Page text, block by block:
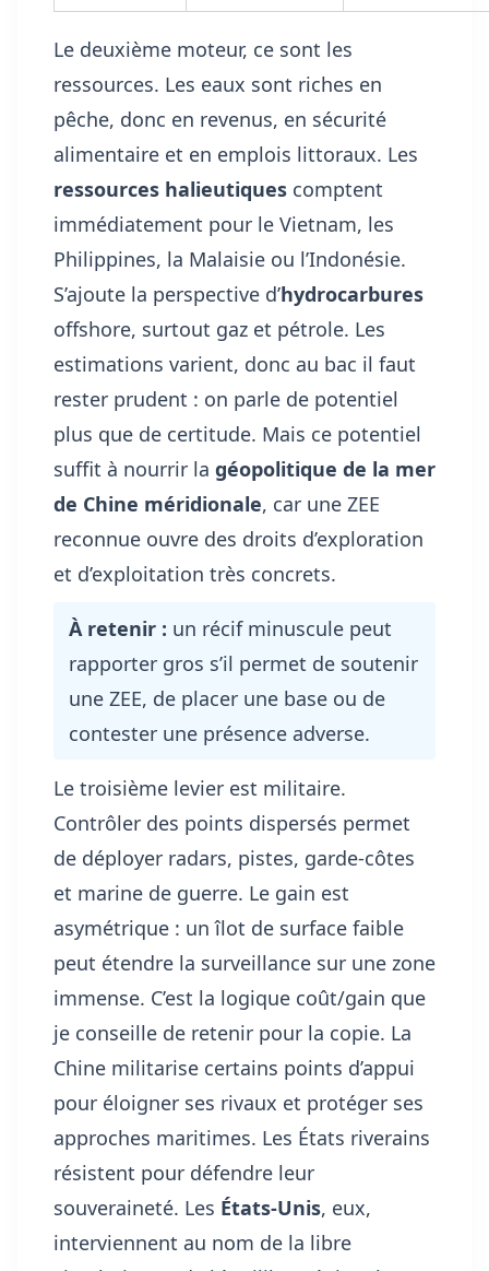
Le deuxième moteur, ce sont les
ressources. Les eaux sont riches en
pêche, donc en revenus, en sécurité
alimentaire et en emplois littoraux. Les
ressources halieutiques comptent
immédiatement pour le Vietnam, les
Philippines, la Malaisie ou l’Indonésie.
S’ajoute la perspective d’hydrocarbures
offshore, surtout gaz et pétrole. Les
estimations varient, donc au bac il faut
rester prudent : on parle de potentiel
plus que de certitude. Mais ce potentiel
suffit à nourrir la géopolitique de la mer
de Chine méridionale, car une ZEE
reconnue ouvre des droits d’exploration
et d’exploitation très concrets.
À retenir : un récif minuscule peut
rapporter gros s’il permet de soutenir
une ZEE, de placer une base ou de
contester une présence adverse.
Le troisième levier est militaire.
Contrôler des points dispersés permet
de déployer radars, pistes, garde-côtes
et marine de guerre. Le gain est
asymétrique : un îlot de surface faible
peut étendre la surveillance sur une zone
immense. C’est la logique coût/gain que
je conseille de retenir pour la copie. La
Chine militarise certains points d’appui
pour éloigner ses rivaux et protéger ses
approches maritimes. Les États riverains
résistent pour défendre leur
souveraineté. Les États-Unis, eux,
interviennent au nom de la libre